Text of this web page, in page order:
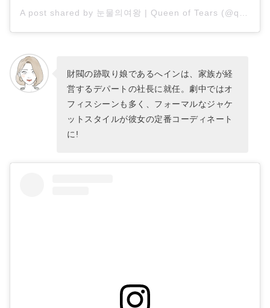
財閥の跡取り娘であるへインは、家族が経
営するデパートの社長に就任。劇中ではオ
フィスシーンも多く、フォーマルなジャケ
ットスタイルが彼女の定番コーディネート
に!